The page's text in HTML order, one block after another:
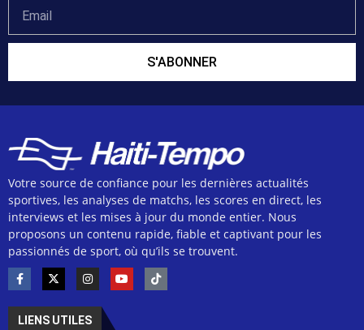
S'ABONNER
Votre source de confiance pour les dernières actualités
sportives, les analyses de matchs, les scores en direct, les
interviews et les mises à jour du monde entier. Nous
proposons un contenu rapide, fiable et captivant pour les
passionnés de sport, où qu’ils se trouvent.
LIENS UTILES